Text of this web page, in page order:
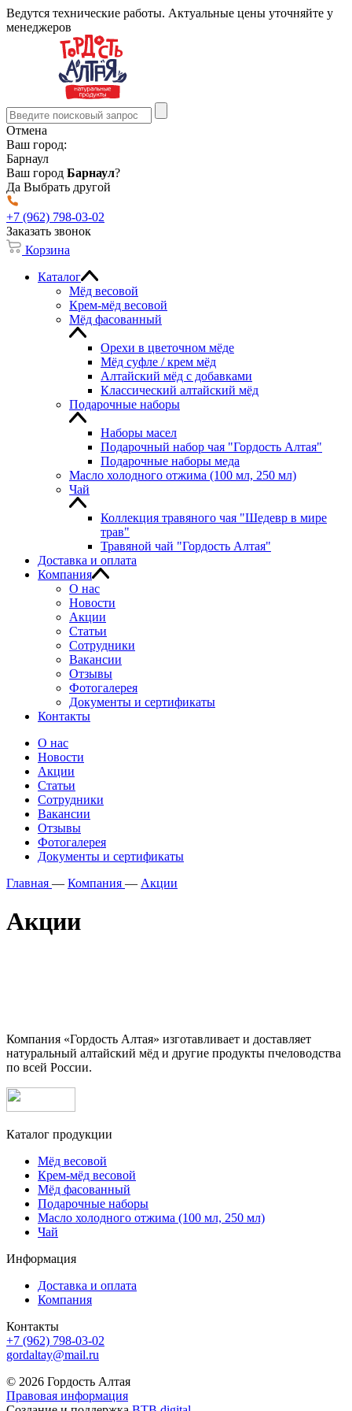
Ведутся технические работы. Актуальные цены уточняйте у
менеджеров
Отмена
Ваш город:
Барнаул
Ваш город Барнаул?
Да Выбрать другой
+7 (962) 798-03-02
Заказать звонок
Корзина
Каталог
Мёд весовой
Крем-мёд весовой
Мёд фасованный
Орехи в цветочном мёде
Мёд суфле / крем мёд
Алтайский мёд с добавками
Классический алтайский мёд
Подарочные наборы
Наборы масел
Подарочный набор чая "Гордость Алтая"
Подарочные наборы меда
Масло холодного отжима (100 мл, 250 мл)
Чай
Коллекция травяного чая "Шедевр в мире
трав"
Травяной чай "Гордость Алтая"
Доставка и оплата
Компания
О нас
Новости
Акции
Статьи
Сотрудники
Вакансии
Отзывы
Фотогалерея
Документы и сертификаты
Контакты
О нас
Новости
Акции
Статьи
Сотрудники
Вакансии
Отзывы
Фотогалерея
Документы и сертификаты
Главная — Компания — Акции
Акции
Компания «Гордость Алтая» изготавливает и доставляет
натуральный алтайский мёд и другие продукты пчеловодства
по всей России.
Каталог продукции
Мёд весовой
Крем-мёд весовой
Мёд фасованный
Подарочные наборы
Масло холодного отжима (100 мл, 250 мл)
Чай
Информация
Доставка и оплата
Компания
Контакты
+7 (962) 798-03-02
gordaltay@mail.ru
© 2026 Гордость Алтая
Правовая информация